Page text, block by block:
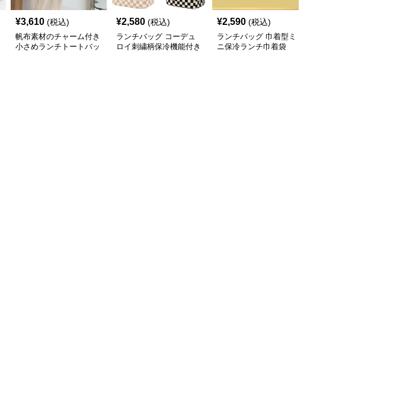
¥3,610 (税込)
帆布素材のチャーム付き
小さめランチトートバッ
¥2,580 (税込)
ランチバッグ コーデュ
ロイ刺繍柄保冷機能付き
¥2,590 (税込)
ランチバッグ 巾着型ミ
ニ保冷ランチ巾着袋